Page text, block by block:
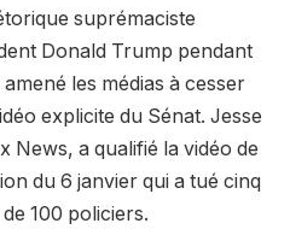
suprémaciste
Donald Trump pendant
les médias à cesser
explicite du Sénat. Jesse
News, a qualifié la vidéo de
du 6 janvier qui a tué cinq
100 policiers.